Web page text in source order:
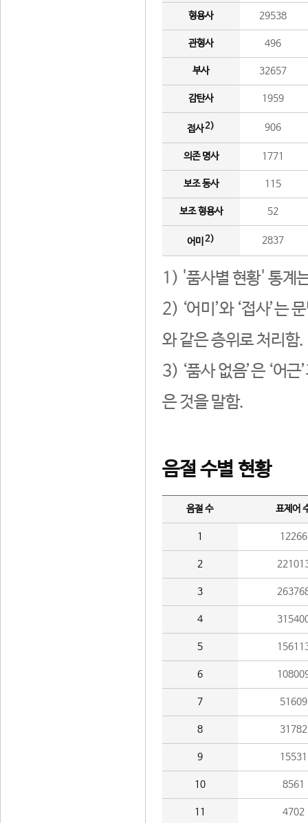
형용사 29538
관형사 496
부사 32657
감탄사 1959
접사2) 906
의존 명사 1771
보조 동사 115
보조 형용사 52
어미 2) 2837
1) '품사별 현황' 통계
2) ‘어미’와 ‘접사’는
와 같은 층위로 처리함.
3) ‘품사 없음’은 ‘어
은 것을 말함.
음절 수별 현황
음절 수 표제어
1 12266
2
3
4
5
6
7 51609
8 31782
9 15531
10 8561
11 4702